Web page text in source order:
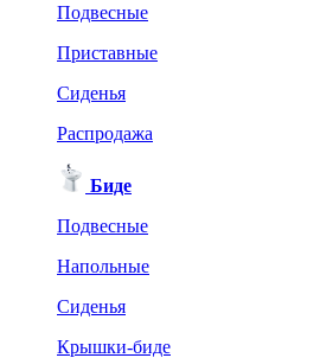
Подвесные
Приставные
Сиденья
Распродажа
Биде
Подвесные
Напольные
Сиденья
Крышки-биде